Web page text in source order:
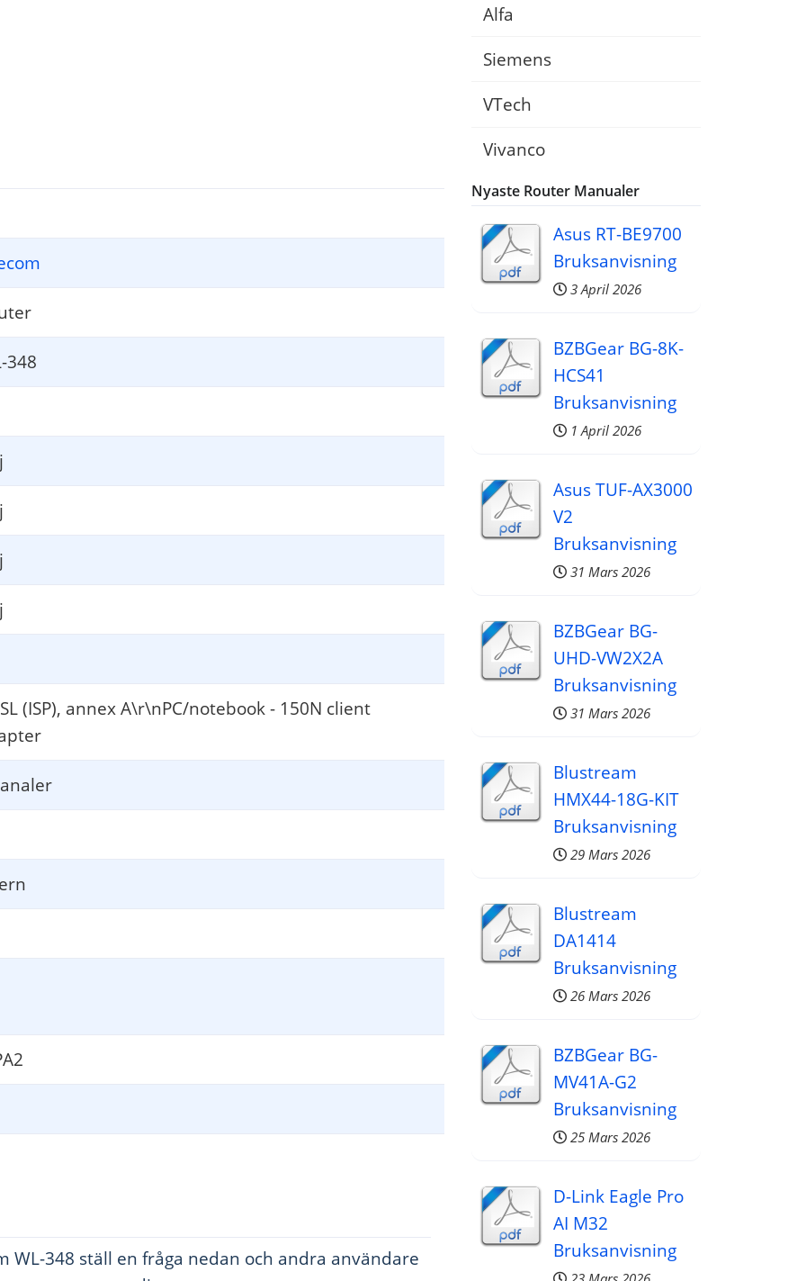
348
(ISP), annex A\r\nPC/notebook - 150N client
WL-348 ställ en fråga nedan och andra användare
Alfa
Siemens
VTech
Vivanco
Nyaste Router Manualer
Asus RT-BE9700
Bruksanvisning
3 April 2026
BZBGear BG-8K-
HCS41
Bruksanvisning
1 April 2026
Asus TUF-AX3000
V2
Bruksanvisning
31 Mars 2026
BZBGear BG-
UHD-VW2X2A
Bruksanvisning
31 Mars 2026
Blustream
HMX44-18G-KIT
Bruksanvisning
29 Mars 2026
Blustream
DA1414
Bruksanvisning
26 Mars 2026
BZBGear BG-
MV41A-G2
Bruksanvisning
25 Mars 2026
D-Link Eagle Pro
AI M32
Bruksanvisning